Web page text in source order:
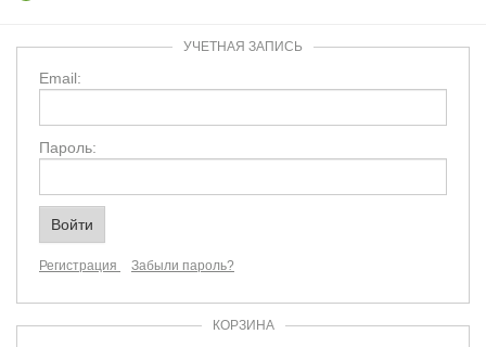
УЧЕТНАЯ ЗАПИСЬ
Email:
Пароль:
Регистрация Забыли пароль?
КОРЗИНА